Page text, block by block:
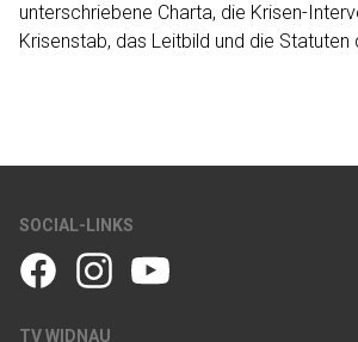
unterschriebene Charta, die Krisen-
Krisenstab, das Leitbild und die Statuten
SOCIAL-LINKS
TV WIDNAU